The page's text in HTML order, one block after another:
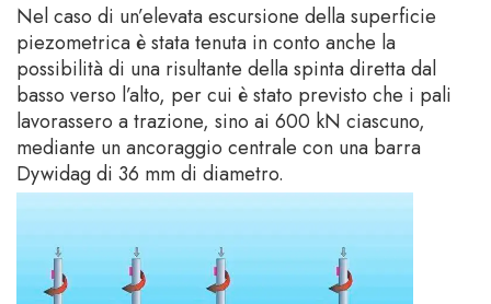
Nel caso di un’elevata escursione della superficie
piezometrica è stata tenuta in conto anche la
possibilità di una risultante della spinta diretta dal
basso verso l’alto, per cui è stato previsto che i pali
lavorassero a trazione, sino ai 600 kN ciascuno,
mediante un ancoraggio centrale con una barra
Dywidag di 36 mm di diametro.